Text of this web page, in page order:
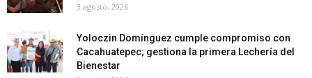
3 agosto, 2026
Yoloczin Domínguez cumple compromiso con
Cacahuatepec; gestiona la primera Lechería del
Bienestar